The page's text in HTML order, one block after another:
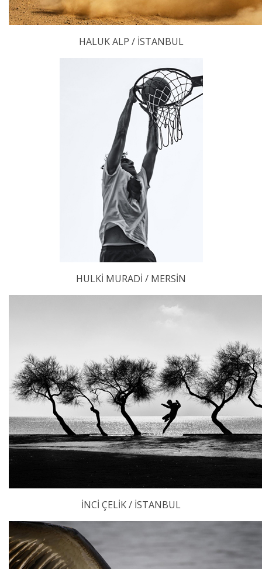
HALUK ALP / İSTANBUL
HULKİ MURADİ / MERSİN
İNCİ ÇELİK / İSTANBUL